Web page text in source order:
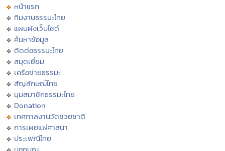
หน้าแรก
ทีมงานธรรมะไทย
แผนผังเว็บไซต์
ค้นหาข้อมูล
ติดต่อธรรมะไทย
สมุดเยี่ยม
เครือข่ายธรรมะ
สัญลักษณ์ไทย
มุมสมาชิกธรรมะไทย
Donation
เทศกาลงานวัดช่วยชาติ
การเผยแผ่ศาสนา
ประเพณีไทย